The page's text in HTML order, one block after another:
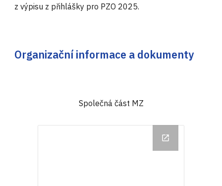
z výpisu z přihlášky pro PZO 2025.
Organizační informace a dokumenty
Společná část MZ